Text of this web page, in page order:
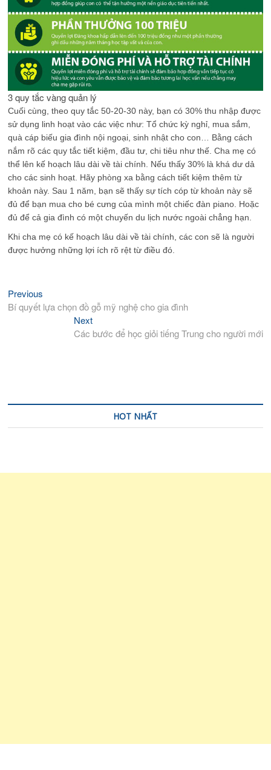
3 quy tắc vàng quản lý
Cuối cùng, theo quy tắc 50-20-30 này, bạn có 30% thu nhập được
sử dụng linh hoạt vào các việc như: Tổ chức kỳ nghỉ, mua sắm,
quà cáp biếu gia đình nội ngoại, sinh nhật cho con… Bằng cách
nắm rõ các quy tắc tiết kiệm, đầu tư, chi tiêu như thế. Cha mẹ có
thể lên kế hoạch lâu dài về tài chính. Nếu thấy 30% là khá dư dả
cho các sinh hoạt. Hãy phòng xa bằng cách tiết kiệm thêm từ
khoản này. Sau 1 năm, bạn sẽ thấy sự tích cóp từ khoản này sẽ
đủ để bạn mua cho bé cưng của mình một chiếc đàn piano. Hoặc
đủ để cả gia đình có một chuyến du lịch nước ngoài chẳng hạn.
Khi cha mẹ có kế hoạch lâu dài về tài chính, các con sẽ là người
được hưởng những lợi ích rõ rệt từ điều đó.
Điều
hướng
Previous
post:
Bí quyết lựa chọn đồ gỗ mỹ nghệ cho gia đình
NextNext
post:
Các bước để học giỏi tiếng Trung cho người mới
HOT NHẤT